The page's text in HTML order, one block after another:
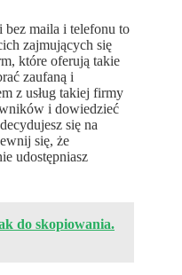
bez maila i telefonu to
zajmujących się
które oferują takie
zaufaną i
z usług takiej firmy
i dowiedzieć
się na
się, że
udostępniasz
do skopiowania.